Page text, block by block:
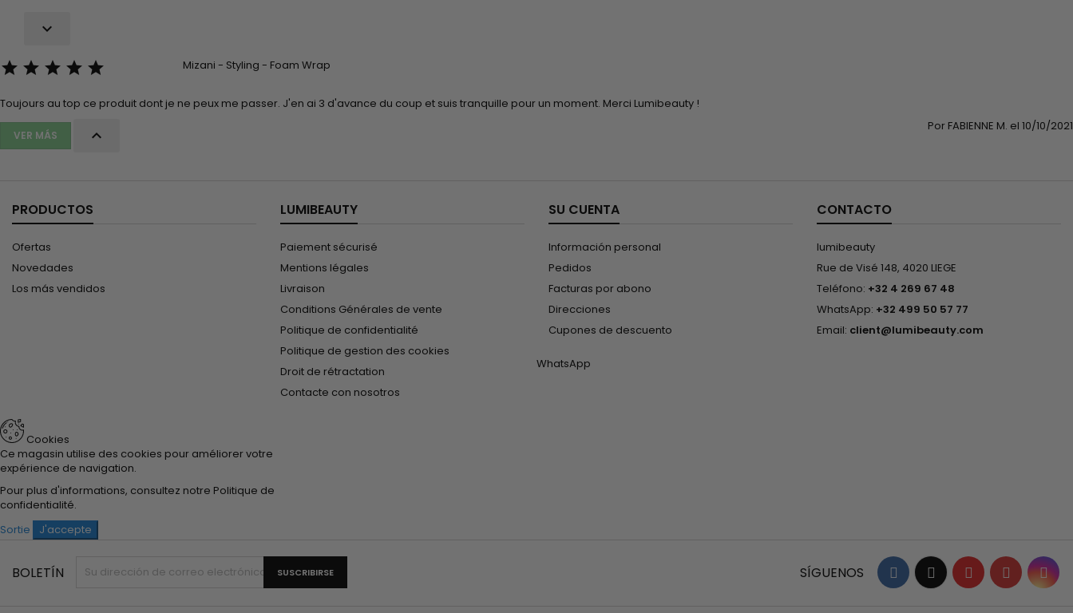

     Mizani - Styling - Foam Wrap
Toujours au top ce produit dont je ne peux me passer. J'en ai 3 d'avance du coup et suis tranquille pour un moment. Merci Lumibeauty !
Por FABIENNE M. el 10/10/2021
VER MÁS 
PRODUCTOS
Ofertas
Novedades
Los más vendidos
LUMIBEAUTY
Paiement sécurisé
Mentions légales
Livraison
Conditions Générales de vente
Politique de confidentialité
Politique de gestion des cookies
Droit de rétractation
Contacte con nosotros
SU CUENTA
Información personal
Pedidos
Facturas por abono
Direcciones
Cupones de descuento
CONTACTO
lumibeauty
Rue de Visé 148, 4020 LIEGE
Teléfono: +32 4 269 67 48
WhatsApp: +32 499 50 57 77
Email: client@lumibeauty.com
WhatsApp
Cookies
Ce magasin utilise des cookies pour améliorer votre
expérience de navigation.
Pour plus d'informations, consultez notre Politique de
confidentialité.
Sortie
J'accepte
BOLETÍN Facebook
TwitterYouTubePinterest
SÍGUENOS